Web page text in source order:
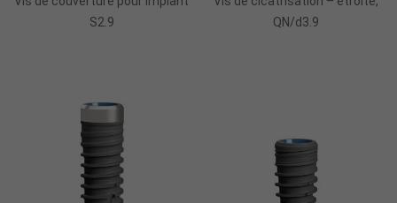
S2.9
QN/d3.9